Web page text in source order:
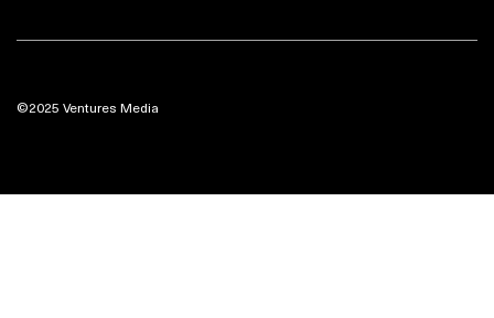
©2025 Ventures Media